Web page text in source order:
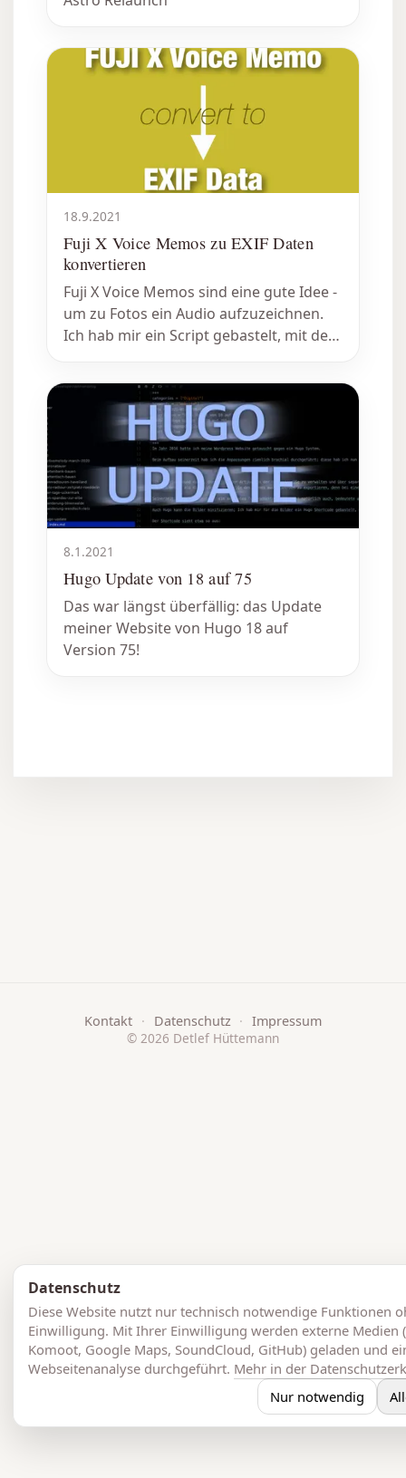
18.9.2021
Fuji X Voice Memos zu EXIF Daten
konvertieren
Fuji X Voice Memos sind eine gute Idee -
um zu Fotos ein Audio aufzuzeichnen.
Ich hab mir ein Script gebastelt, mit dem
Tag abspeichern und in LR importieren
8.1.2021
Hugo Update von 18 auf 75
Das war längst überfällig: das Update
meiner Website von Hugo 18 auf
Version 75!
Kontakt · Datenschutz · Impressum
© 2026 Detlef Hüttemann
Datenschutz
Diese Website nutzt nur technisch notwendige Funktionen
Einwilligung. Mit Ihrer Einwilligung werden externe Medien
Komoot, Google Maps, SoundCloud, GitHub) geladen und
Webseitenanalyse durchgeführt. Mehr in der
Nur notwendig